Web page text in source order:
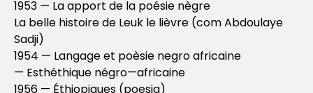
1953 — La apport de la poésie nègre
La belle histoire de Leuk le lièvre (com Abdoulaye
Sadji)
1954 — Langage et poèsie negro africaine
— Esthéthique négro—africaine
1956 — Éthiopiques (poesia)